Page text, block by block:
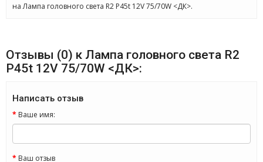
на Лампа головного света R2 P45t 12V 75/70W <ДК>.
Отзывы (0) к Лампа головного света R2
P45t 12V 75/70W <ДК>:
Написать отзыв
Ваше имя:
Ваш отзыв